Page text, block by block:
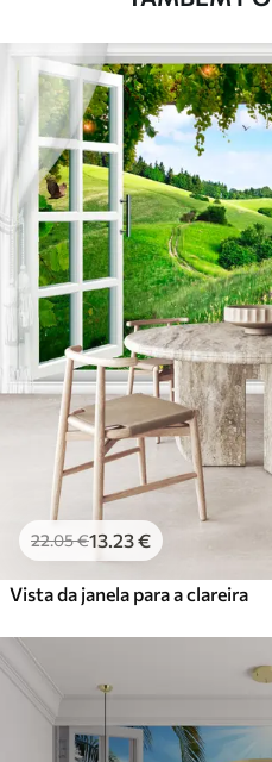
com água.
Método de
aplicação
Aplicação
Materiais disponíveis
Standard
45.0027.00€/m²
Premium
56.6734.00€/m²
Vinil Premium
65.0039 €
Peel and Stick
22.05€13.23€
Vista da janela para a clareira